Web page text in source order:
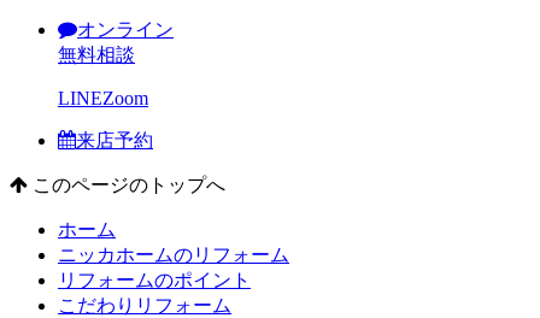
オンライン
無料相談
LINEZoom
来店予約
このページのトップへ
ホーム
ニッカホームのリフォーム
リフォームのポイント
こだわりリフォーム